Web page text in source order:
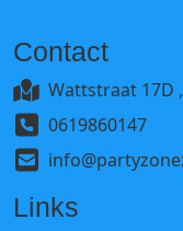
Contact
Wattstraat 17D
0619860147
Links